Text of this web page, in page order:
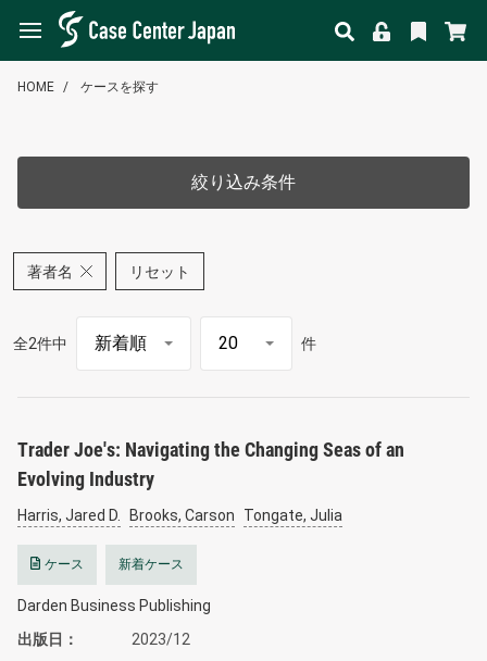
HOME ケースを探す
著者名 リセット
全2件中 件
Trader Joe's: Navigating the Changing Seas of an
Evolving Industry
Harris, Jared D. Brooks, Carson Tongate, Julia
ケース 新着ケース
Darden Business Publishing
出版日
2023/12
絞り込み条件